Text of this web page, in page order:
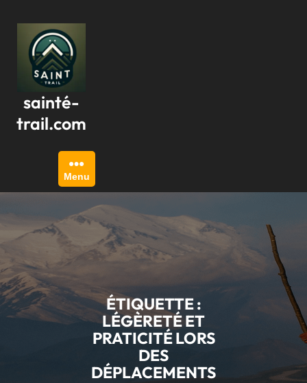
contenu
sainté-
trail.com
Menu
ÉTIQUETTE :
LÉGÈRETÉ ET
PRATICITÉ LORS
DES
DÉPLACEMENTS